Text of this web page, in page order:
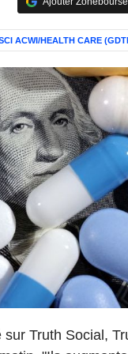
ACWI/HEALTH CARE
Truth Social,